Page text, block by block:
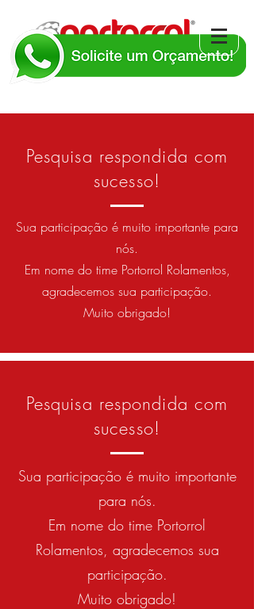
Pesquisa respondida com
sucesso!
Sua participação é muito importante para
nós.
Em nome do time Portorrol Rolamentos,
agradecemos sua participação.
Muito obrigado!
Pesquisa respondida com
sucesso!
Sua participação é muito importante
para nós.
Em nome do time Portorrol
Rolamentos, agradecemos sua
participação.
Muito obrigado!